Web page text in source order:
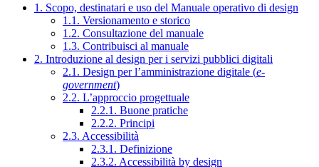
1. Scopo, destinatari e uso del Manuale operativo di design
1.1. Versionamento e storico
1.2. Consultazione del manuale
1.3. Contribuisci al manuale
2. Introduzione al design per i servizi pubblici digitali
2.1. Design per l’amministrazione digitale (e-
government)
2.2. L’approccio progettuale
2.2.1. Buone pratiche
2.2.2. Principi
2.3. Accessibilità
2.3.1. Definizione
2.3.2. Accessibilità by design